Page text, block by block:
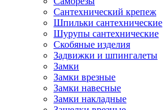
Сантехнический крепеж
Шпильки сантехнические
Шурупы сантехнические
Скобяные изделия
Задвижки и шпингалеты
Замки
Замки врезные
Замки навесные
Замки накладные